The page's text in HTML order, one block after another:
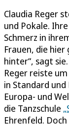
Claudia Reger
und Pokale.
Schmerz in
Frauen, die
hinter“, sagt
Reger reiste
in Standard
Europa- und
die Tanzschule
Ehrenfeld.